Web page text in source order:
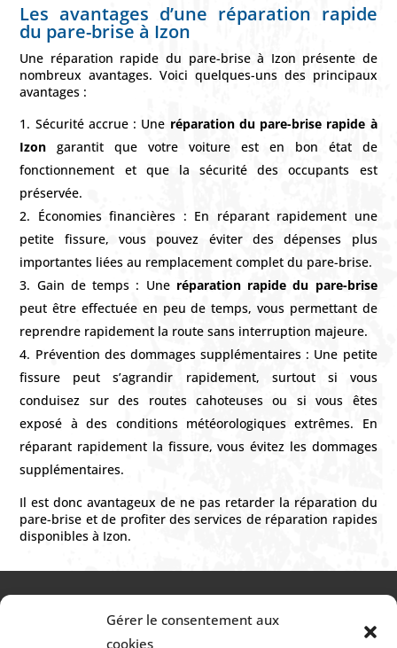
Gérer le consentement aux
cookies
Les avantages d’une réparation rapide
du pare-brise à Izon
Une réparation rapide du pare-brise à Izon présente de
nombreux avantages. Voici quelques-uns des principaux
avantages :
Sécurité accrue : Une réparation du pare-brise rapide à
Izon garantit que votre voiture est en bon état de
fonctionnement et que la sécurité des occupants est
préservée.
Économies financières : En réparant rapidement une
petite fissure, vous pouvez éviter des dépenses plus
importantes liées au remplacement complet du pare-brise.
Gain de temps : Une réparation rapide du pare-brise
peut être effectuée en peu de temps, vous permettant de
reprendre rapidement la route sans interruption majeure.
Prévention des dommages supplémentaires : Une petite
fissure peut s’agrandir rapidement, surtout si vous
conduisez sur des routes cahoteuses ou si vous êtes
exposé à des conditions météorologiques extrêmes. En
réparant rapidement la fissure, vous évitez les dommages
supplémentaires.
Il est donc avantageux de ne pas retarder la réparation du
pare-brise et de profiter des services de réparation rapides
disponibles à Izon.